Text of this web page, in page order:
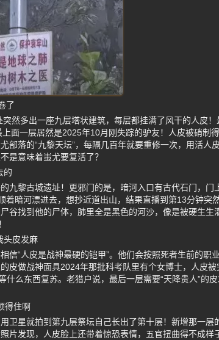
了
然多出一座九层塔状建筑，每层都挂满了风干的人皮！
面一层居然是2025年10月刚失踪的驴友！人皮被硝制
部落的“九黎天坛”，每隔几百年就要重修一次，用活人
是意味着蚩尤要复活了？
的
九黎古城遗址！更邪门的是，暗河入口有古代石门，门
着暗河漂进去，想抄近道出山，结果直播到第13分钟突
谷找到他的尸体，肺里全是黑色的河沙，像是被硬生生
头皮发麻
信“人皮是战神最硬的铠甲”。他们会按照死者生前的职
皮做战神面具2024年那批科考队里有个女博士，人皮被
么东西复苏。老猎户说，最后一层需要“天降贵人”的
得住啊
卫星就拍到第九层祭坛自己长出了第十层！新增那一层
片发现，人皮脸上还带着惊恐表情，五官扭曲得不成样